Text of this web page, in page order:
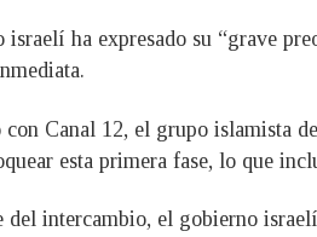
israelí ha expresado su “grave
con Canal 12, el grupo islamista
esta primera fase, lo que
del intercambio, el gobierno